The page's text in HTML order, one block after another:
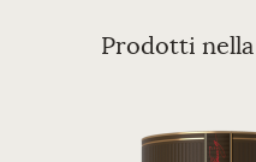
Prodotti